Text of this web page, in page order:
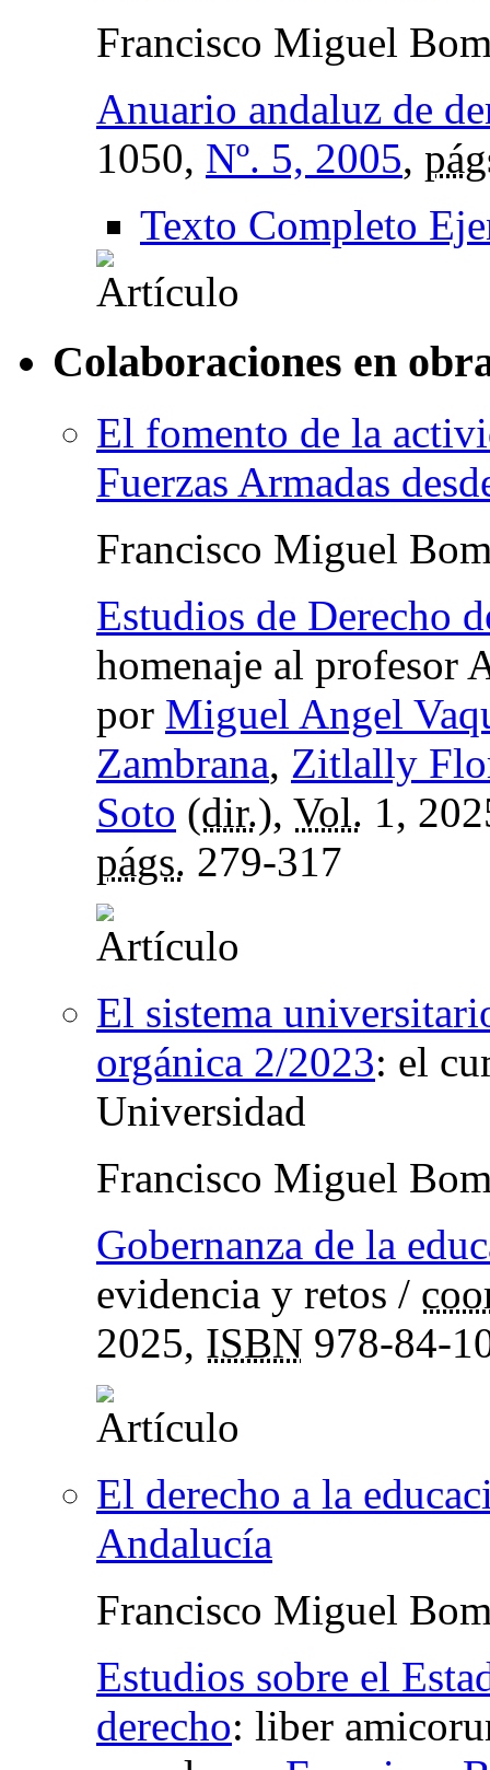
Francisco Miguel
Anuario andaluz de
1050, Nº. 5, 2005,
Texto Completo
Colaboraciones en
El fomento de la
Fuerzas Armadas
Francisco Miguel
Estudios de Derecho
homenaje al profesor
por Miguel Angel
Zambrana, Zitlally
Soto (dir.), Vol. 1,
págs. 279-317
El sistema
orgánica 2/2023: el
Universidad
Francisco Miguel
Gobernanza de la
evidencia y retos /
2025, ISBN 978-84-
El derecho a la
Andalucía
Francisco Miguel
Estudios sobre el
derecho: liber